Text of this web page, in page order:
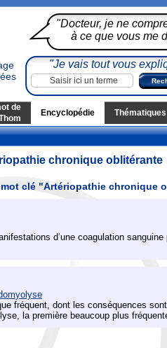
"Docteur, je ne
à ce que vous me
"Je vais tout vous
de
Encyclopédie Thématiques
chronique oblitérante
clé "Artériopathie chronique
d’une coagulation
fréquent, dont les conséquences
la première beaucoup plus